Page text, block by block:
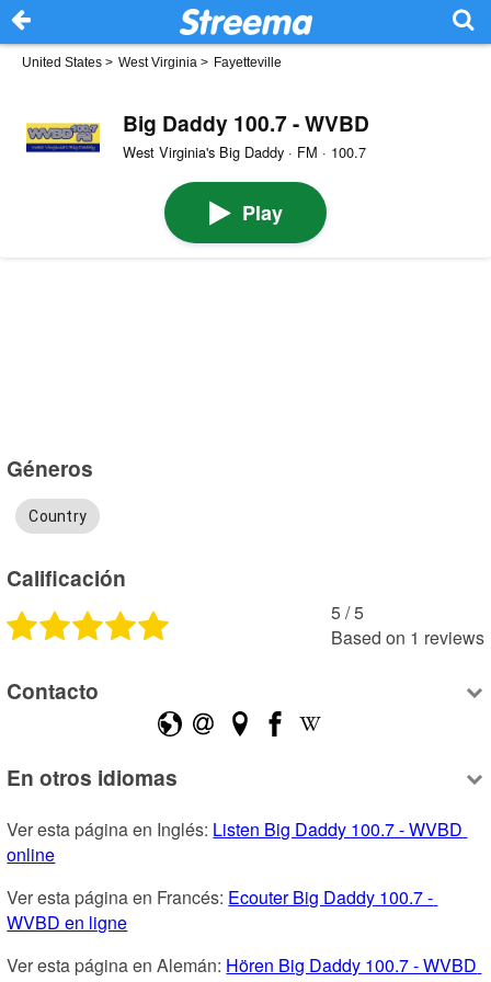
United States > West Virginia > Fayetteville
Big Daddy 100.7 - WVBD
West Virginia's Big Daddy · FM · 100.7
Play
Géneros
Country
Calificación
5 /5
Based on 1 reviews
Contacto
En otros idiomas
Ver esta página en Inglés: Listen Big Daddy 100.7 - WVBD
online
Ver esta página en Francés: Ecouter Big Daddy 100.7 -
WVBD en ligne
Ver esta página en Alemán: Hören Big Daddy 100.7 - WVBD